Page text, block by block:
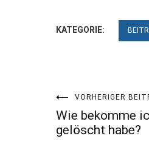
KATEGORIE:
VORHERIGER
Wie bekomme
gelöscht habe?